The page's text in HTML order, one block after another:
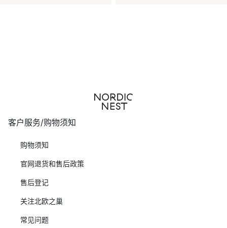
客户服务/购物须知
购物须知
官网退货和售后政策
售后登记
关注北欧之巢
常见问题